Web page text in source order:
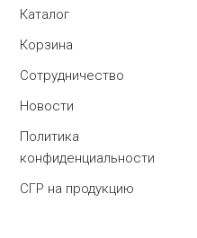
Каталог
Корзина
Сотрудничество
Новости
Политика
конфиденциальности
СГР на продукцию